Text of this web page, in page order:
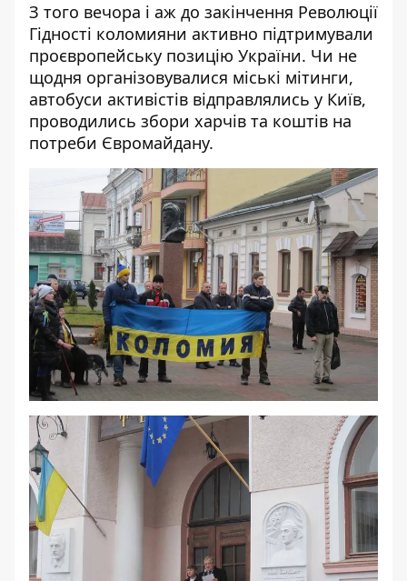
З того вечора і аж до закінчення Революції
Гідності коломияни активно підтримували
проєвропейську позицію України. Чи не
щодня організовувалися міські мітинги,
автобуси активістів відправлялись у Київ,
проводились збори харчів та коштів на
потреби Євромайдану.